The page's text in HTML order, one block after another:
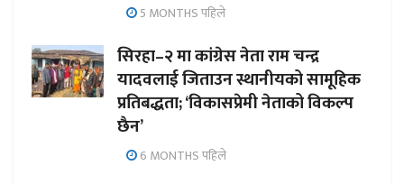
5 MONTHS पहिले
सिरहा–२ मा कांग्रेस नेता राम चन्द्र
यादवलाई जिताउन स्थानीयको सामूहिक
प्रतिबद्धता; ‘विकासप्रेमी नेताको विकल्प
छैन’
6 MONTHS पहिले